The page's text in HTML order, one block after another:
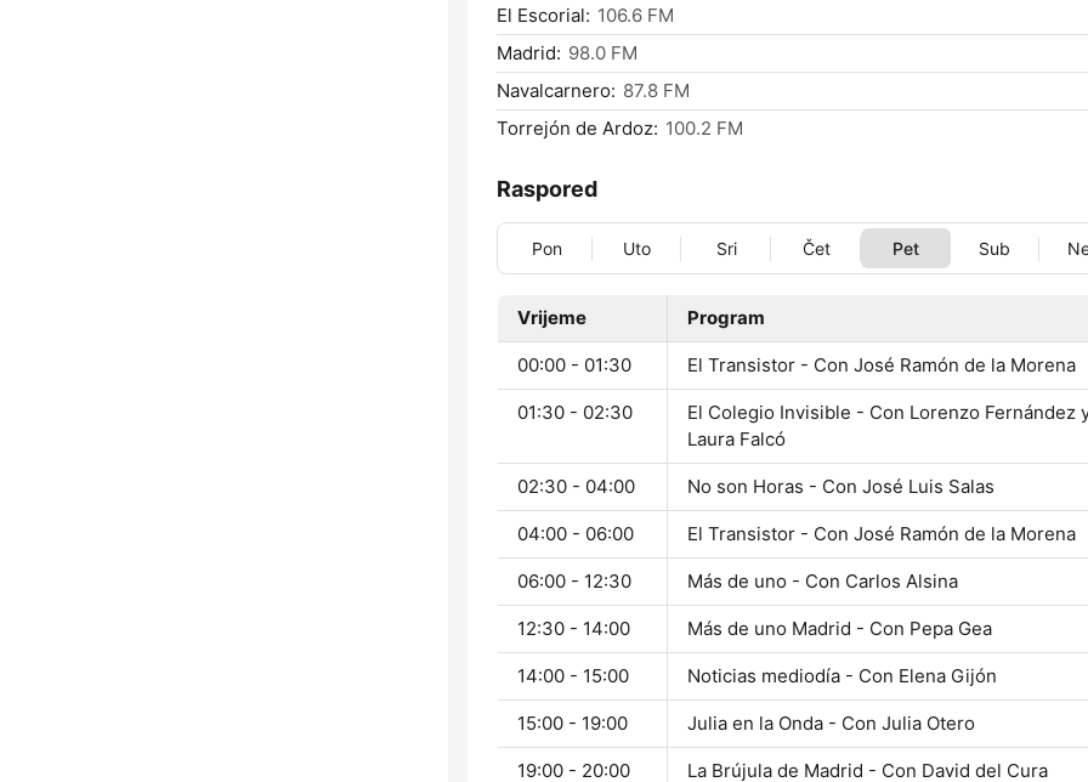
El Escorial: 106.6 FM
Madrid: 98.0 FM
Navalcarnero: 87.8 FM
Torrejón de Ardoz: 100.2 FM
Raspored
Pon Uto Sri Čet Pet Sub
Vrijeme Program
00:00 - 01:30 El Transistor - Con José Ramón de la Morena
01:30 - 02:30
El Colegio Invisible - Con Lorenzo Fernández
Laura Falcó
02:30 - 04:00 No son Horas - Con José Luis Salas
04:00 - 06:00 El Transistor - Con José Ramón de la Morena
06:00 - 12:30 Más de uno - Con Carlos Alsina
12:30 - 14:00 Más de uno Madrid - Con Pepa Gea
14:00 - 15:00 Noticias mediodía - Con Elena Gijón
15:00 - 19:00 Julia en la Onda - Con Julia Otero
19:00 - 20:00 La Brújula de Madrid - Con David del Cura